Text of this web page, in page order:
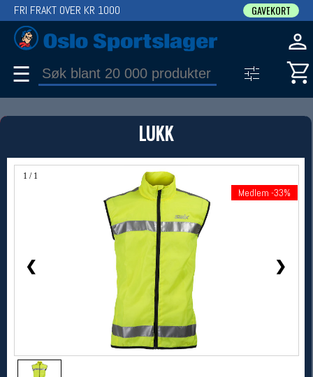
LUKK
1 / 1
❮ ❯
Medlem -33%
FRI FRAKT OVER KR 1000 GAVEKORT
☰
PRODUKT
Produkter (1)
Bruk filter til å spisse søket